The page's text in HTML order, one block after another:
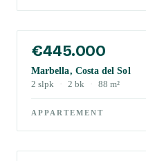
€445.000
Marbella, Costa del Sol
2 slpk · 2 bk · 88 m²
APPARTEMENT